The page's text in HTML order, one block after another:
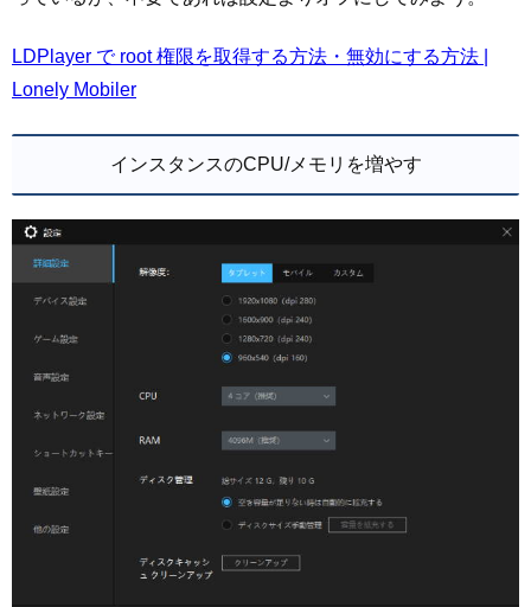
LDPlayer で root 権限を取得する方法・無効にする方法 |
Lonely Mobiler
インスタンスのCPU/メモリを増やす